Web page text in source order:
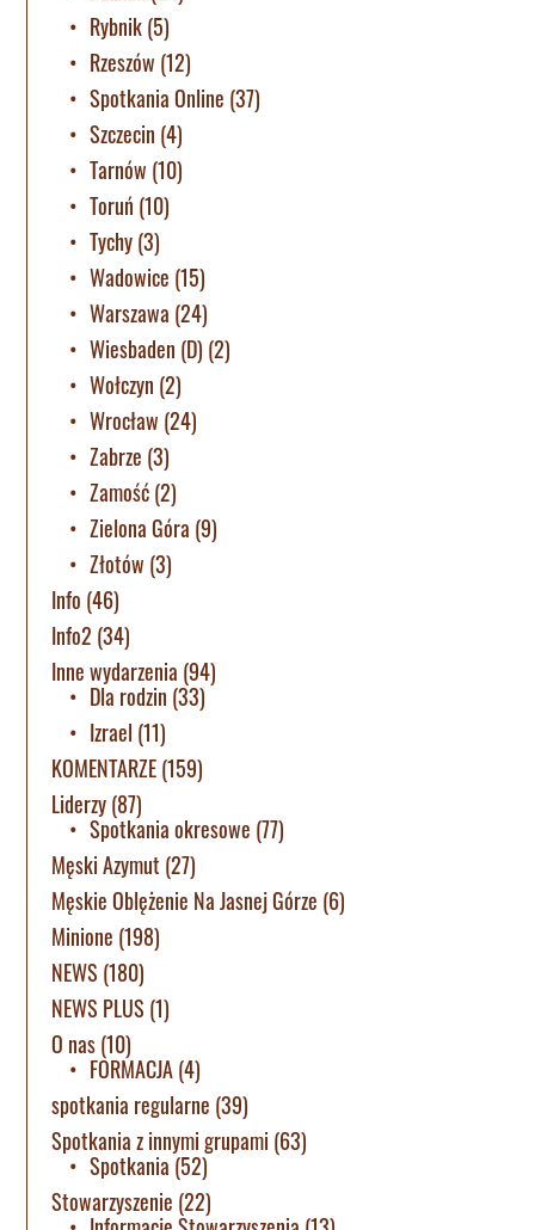
Rybnik(5)
Rzeszów (12)
Spotkania Online (37)
Szczecin (4)
Tarnów (10)
Toruń (10)
Tychy(3)
Wadowice (15)
Warszawa (24)
Wiesbaden (D) (2)
Wołczyn (2)
Wrocław (24)
Zabrze (3)
Zamość(2)
Zielona Góra (9)
Złotów (3)
Info (46)
Info2 (34)
Inne wydarzenia (94)
Dla rodzin (33)
Izrael (11)
KOMENTARZE(159)
Liderzy(87)
Spotkania okresowe (77)
Męski Azymut (27)
Męskie Oblężenie Na Jasnej Górze (6)
Minione (198)
NEWS (180)
NEWS PLUS (1)
O nas(10)
FORMACJA(4)
spotkania regularne (39)
Spotkania z innymi grupami (63)
Spotkania (52)
Stowarzyszenie (22)